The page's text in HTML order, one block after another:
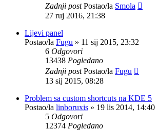
Zadnji postPostao/la Smola
27 ruj 2016, 21:38
Lijevi panel
Postao/la Fugu » 11 sij 2015, 23:32
6 Odgovori
13438 Pogledano
Zadnji postPostao/la Fugu
13 sij 2015, 08:28
Problem sa custom shortcuts na KDE 5
Postao/la linboruxis » 19 lis 2014, 14:40
5 Odgovori
12374 Pogledano